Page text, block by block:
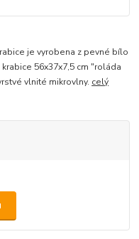
je vyrobena z pevné bílo
56x37x7,5 cm "roláda
vlnité mikrovlny. celý